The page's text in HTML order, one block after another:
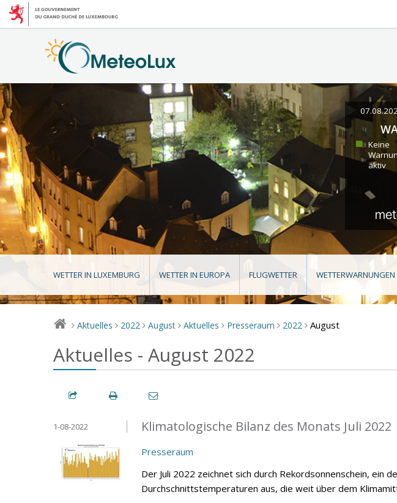
Keine
aktiv
WETTER IN LUXEMBURG WETTER IN EUROPA FLUGWETTER WETTERWARNUNGEN
> Aktuelles > 2022 > August > Aktuelles > Presseraum > 2022 > August
Aktuelles - August 2022
Klimatologische Bilanz des Monats Juli 2022
1-08-2022
Presseraum
Der Juli 2022 zeichnet sich durch Rekordsonnenschein, ein
Durchschnittstemperaturen aus, die weit über dem